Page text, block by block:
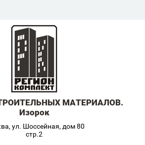
МАТЕРИАЛОВ.
Изорок
ул. Шоссейная, дом 80
стр.2